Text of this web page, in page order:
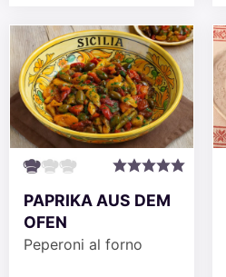
PAPRIKA AUS DEM
OFEN
Peperoni al forno